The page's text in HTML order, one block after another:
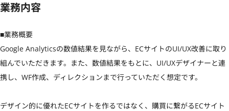
業務内容
■業務概要
Google Analyticsの数値結果を見ながら、ECサイトのUI/UX改善に取り
組んでいただきます。また、数値結果をもとに、UI/UXデザイナーと連
携し、WF作成、ディレクションまで行っていただく想定です。
デザイン的に優れたECサイトを作るではなく、購買に繋がるECサイト